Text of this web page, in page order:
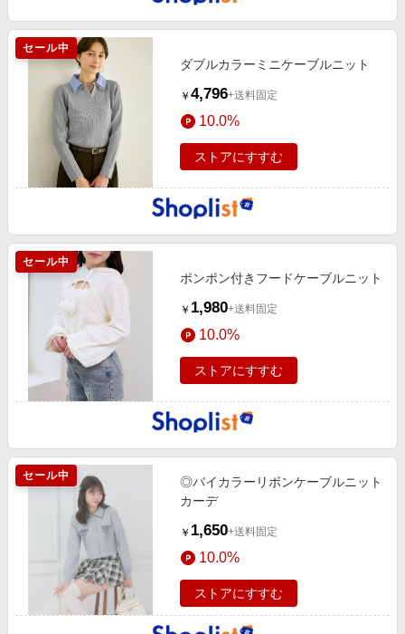
セール中
ダブルカラーミニケーブルニット
￥ 4,796+送料固定
10.0%
ストアにすすむ
セール中
ポンポン付きフードケーブルニット
￥ 1,980+送料固定
10.0%
ストアにすすむ
セール中
◎バイカラーリボンケーブルニット
カーデ
￥ 1,650+送料固定
10.0%
ストアにすすむ